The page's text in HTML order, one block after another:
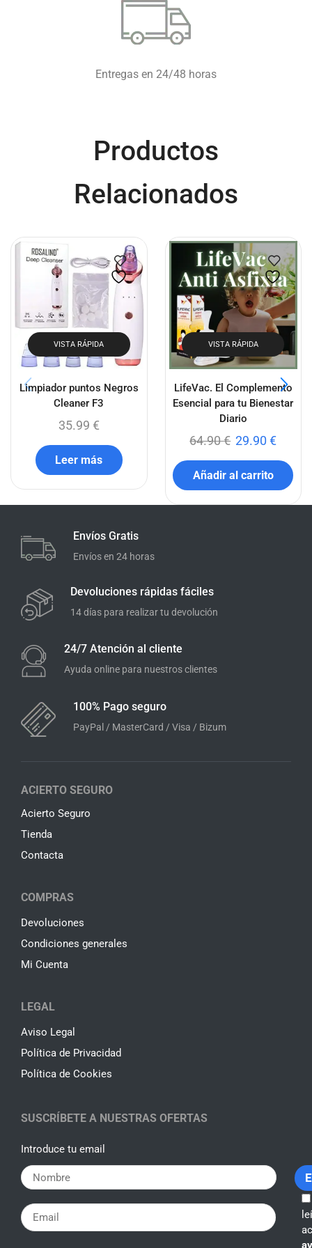
Entregas en 24/48 horas
Productos
Relacionados
VISTA RÁPIDA
Limpiador puntos Negros
Cleaner F3
35.99 €
Leer más
VISTA RÁPIDA
LifeVac. El Complemento
Esencial para tu Bienestar
Diario
64.90€ 29.90€
Añadir al carrito
Envíos Gratis
Envíos en 24 horas
Devoluciones rápidas fáciles
14 días para realizar tu devolución
24/7 Atención al cliente
Ayuda online para nuestros clientes
100% Pago seguro
PayPal / MasterCard / Visa / Bizum
ACIERTO SEGURO
Acierto Seguro
Tienda
Contacta
COMPRAS
Devoluciones
Condiciones generales
Mi Cuenta
LEGAL
Aviso Legal
Política de Privacidad
Política de Cookies
SUSCRÍBETE A NUESTRAS OFERTAS
Introduce tu email